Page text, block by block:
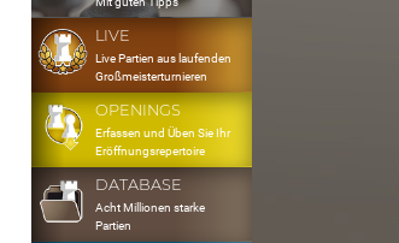
LIVE
Live Partien aus laufenden
Großmeisterturnieren
OPENINGS
Erfassen und Üben Sie Ihr
Eröffnungsrepertoire
DATABASE
Acht Millionen starke
Partien